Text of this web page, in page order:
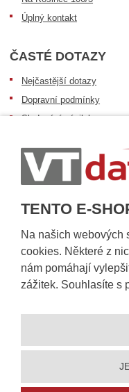
TENTO E-
Na našich webových
cookies. Některé z
nám pomáhají
zážitek. Souhlasíte s
Úplný kontakt
ČASTÉ DOTAZY
Nejčastější dotazy
Dopravní podmínky
Sledování zásilek
Informace k dostupnosti
Obecné informace
Prohlášení o přístupnosti |